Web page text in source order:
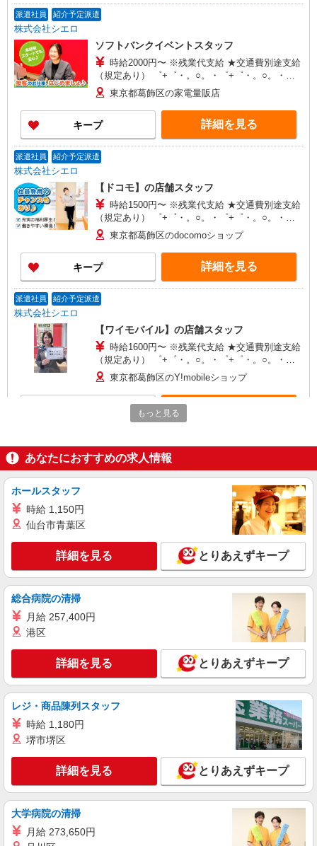
派遣社員 紹介予定派遣
株式会社シエロ
ソフトバンクイベントスタッフ
時給2000円〜 ※残業代支給 ★交通費別途支給
（規定あり） ゜+゜・。○。・゜+゜・。○。・゜
+゜ 入社祝い金10万円支給(規定有) お友達を紹介
頂くと, インセンティブ支給(規定有) ★月2回払
い・週払い可能（規程有）★ ゜・。○。・゜
+゜・。○。・゜+゜
東京都葛飾区の家電量販店
キープ 詳細を見る
派遣社員 紹介予定派遣
株式会社シエロ
【ドコモ】の店舗スタッフ
時給1500円〜 ※残業代支給 ★交通費別途支給
（規定あり） ゜+゜・。○。・゜+゜・。○。・゜
+゜ 入社祝い金10万円支給(規定有) お友達を紹介
頂くと, インセンティブ支給(規定有) ★月2回払
い・週払い可能（規程有）★ ゜・。○。・゜
+゜・。○。・゜+゜
東京都葛飾区のdocomoショップ
キープ 詳細を見る
派遣社員 紹介予定派遣
株式会社シエロ
【ワイモバイル】の店舗スタッフ
時給1600円〜 ※残業代支給 ★交通費別途支給
（規定あり） ゜+゜・。○。・゜+゜・。○。・゜
+゜ 入社祝い金10万円支給(規定有) お友達を紹介
頂くと, インセンティブ支給(規定有) ★月2回払
い・週払い可能（規程有）★ ゜・。○。・゜
+゜・。○。・゜+゜
東京都葛飾区のY!mobileショップ
株式会社シエロ
携帯販売スタッフ【Y!mobile】
時給1700円〜 ※残業代支給 ★交通費別途支給
+゜ 入社祝い金10万円支給(規定有) お友達を紹介
頂くと, インセンティブ支給(規定有) ★月2回払
い・週払い可能（規程有）★ ゜・。○。・゜
+゜・。○。・゜+゜
キープ 詳細を見る
株式会社シエロ
【docomo】の携帯販売スタッフ
時給1450円〜 ※残業代支給 ★交通費別途支給
+゜ 入社祝い金10万円支給(規定有) お友達を紹介
頂くと, インセンティブ支給(規定有) ★月2回払
い・週払い可能（規程有）★ ゜・。○。・゜
+゜・。○。・゜+゜
東京都葛飾区のdocomoショップ
キープ 詳細を見る
派遣社員 紹介予定派遣
株式会社シエロ
【softbank】の携帯販売スタッフ
月給220000円〜310000円（経験・能力によ
る） 固定残業代: 20000〜45000円（13時間相当）
※超過分は別途支給 ★交通費別途支給（規定あ
ンセンティブ支給(規定有) ゜・。○。・゜+゜・。
東京都葛飾区のsoftbankショップ
キープ 詳細を見る
もっと見る
あなたにおすすめの求人情報
ホールスタッフ
時給 1,150円
仙台市青葉区
詳細を見る とりあえずキープ
総合病院の清掃
月給 257,400円
港区
詳細を見る とりあえずキープ
レジ・商品陳列スタッフ
時給 1,180円
堺市堺区
詳細を見る とりあえずキープ
大学病院の清掃
月給 273,650円